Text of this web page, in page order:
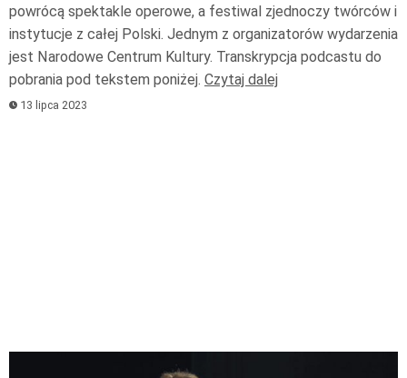
powrócą spektakle operowe, a festiwal zjednoczy twórców i
instytucje z całej Polski. Jednym z organizatorów wydarzenia
jest Narodowe Centrum Kultury. Transkrypcja podcastu do
pobrania pod tekstem poniżej. Czytaj dalej
13 lipca 2023